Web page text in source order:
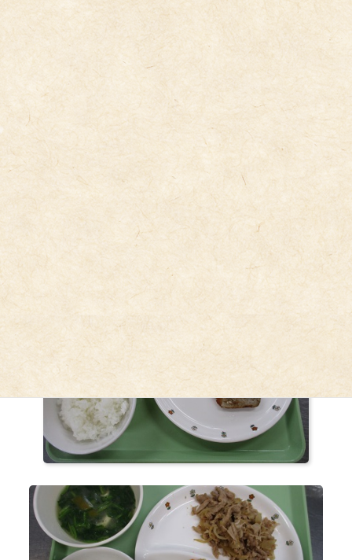
キ
ッ
プ
に
移
動
今日の給食
2024年7月23日
7/23(火）